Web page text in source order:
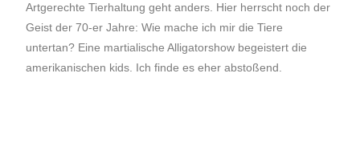
Artgerechte Tierhaltung geht anders. Hier herrscht noch der
Geist der 70-er Jahre: Wie mache ich mir die Tiere
untertan? Eine martialische Alligatorshow begeistert die
amerikanischen kids. Ich finde es eher abstoßend.